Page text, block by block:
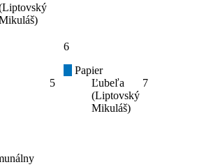
5
6
Papier
Ľubeľa
(Liptovský
Mikuláš)
7